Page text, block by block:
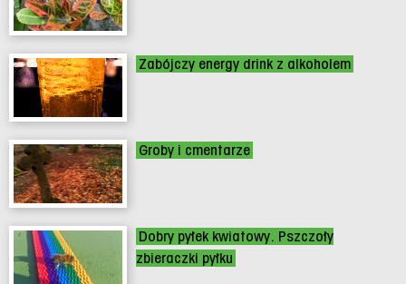
Zabójczy energy drink z alkoholem
Groby i cmentarze
Dobry pyłek kwiatowy. Pszczoły
zbieraczki pyłku